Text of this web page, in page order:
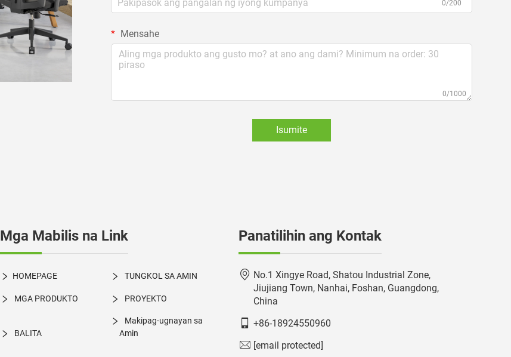
0/200
Mensahe
0/1000
Isumite
Mga Mabilis na Link
HOMEPAGE TUNGKOL SA AMIN
MGA PRODUKTO PROYEKTO
BALITA
Makipag-ugnayan sa
Amin
Panatilihin ang Kontak
No.1 Xingye Road, Shatou Industrial Zone,
Jiujiang Town, Nanhai, Foshan, Guangdong,
China
+86-18924550960
[email protected]